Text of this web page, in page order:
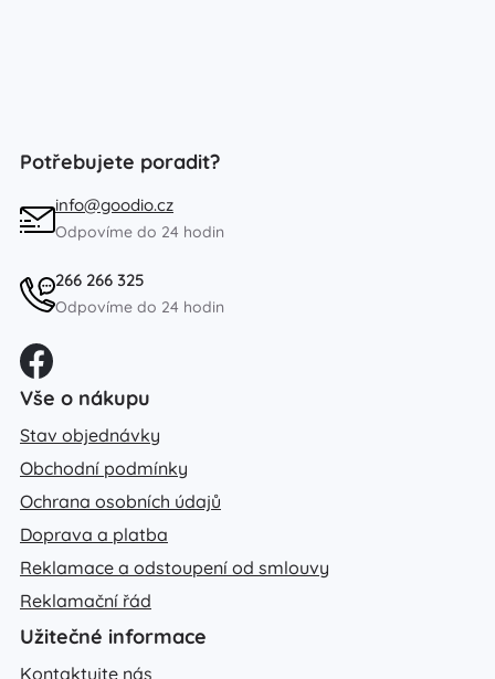
Potřebujete poradit?
info@goodio.cz
Odpovíme do 24 hodin
266 266 325
Odpovíme do 24 hodin
Vše o nákupu
Stav objednávky
Obchodní podmínky
Ochrana osobních údajů
Doprava a platba
Reklamace a odstoupení od smlouvy
Reklamační řád
Užitečné informace
Kontaktujte nás